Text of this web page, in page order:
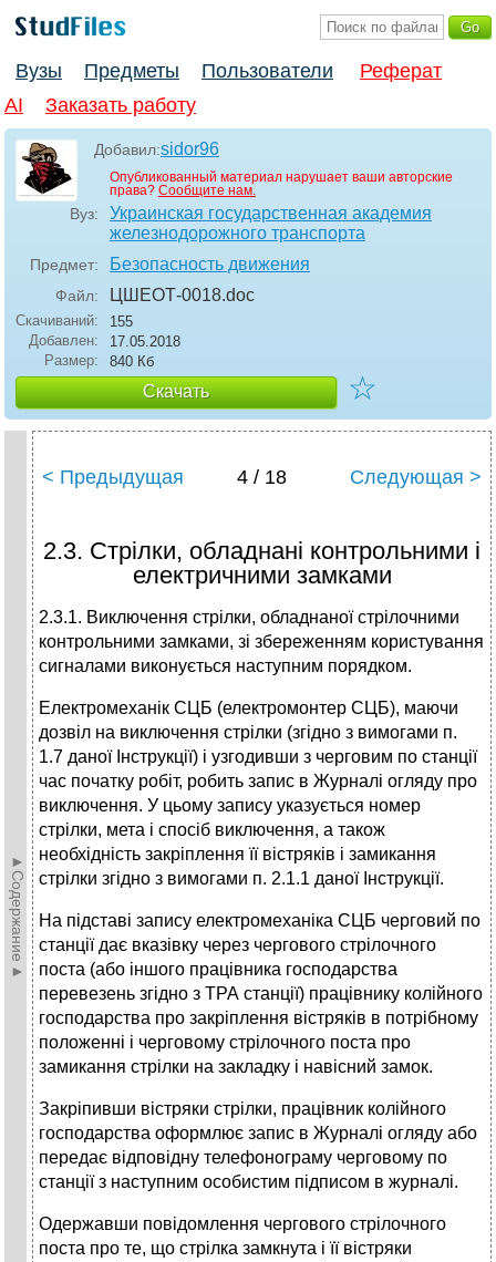
Вузы Предметы Пользователи
Реферат
AI
Заказать работу
Добавил:sidor96
Опубликованный материал нарушает ваши авторские
права? Сообщите нам.
Вуз:
Украинская государственная академия
железнодорожного транспорта
Предмет: Безопасность движения
Файл: ЦШЕОТ-0018.doc
Скачиваний:
155
Добавлен:
17.05.2018
Размер:
840 Кб
Скачать ☆
►Содержание►
< Предыдущая 4 / 18 Следующая >
2.3. Стрілки, обладнані контрольними і
електричними замками
2.3.1. Виключення стрілки, обладнаної стрілочними
контрольними замками, зі збереженням користування
сигналами виконується наступним порядком.
Електромеханік СЦБ (електромонтер СЦБ), маючи
дозвіл на виключення стрілки (згідно з вимогами п.
1.7 даної Інструкції) і узгодивши з черговим по станції
час початку робіт, робить запис в Журналі огляду про
виключення. У цьому запису указується номер
стрілки, мета і спосіб виключення, а також
необхідність закріплення її вістряків і замикання
стрілки згідно з вимогами п. 2.1.1 даної Інструкції.
На підставі запису електромеханіка СЦБ черговий по
станції дає вказівку через чергового стрілочного
поста (або іншого працівника господарства
перевезень згідно з ТРА станції) працівнику колійного
господарства про закріплення вістряків в потрібному
положенні і черговому стрілочного поста про
замикання стрілки на закладку і навісний замок.
Закріпивши вістряки стрілки, працівник колійного
господарства оформлює запис в Журналі огляду або
передає відповідну телефонограму черговому по
станції з наступним особистим підписом в журналі.
Одержавши повідомлення чергового стрілочного
поста про те, що стрілка замкнута і її вістряки